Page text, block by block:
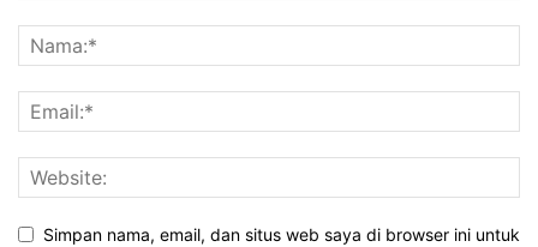
Simpan nama, email, dan situs web saya di browser ini untuk